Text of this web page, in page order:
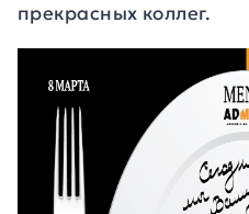
прекрасных коллег.